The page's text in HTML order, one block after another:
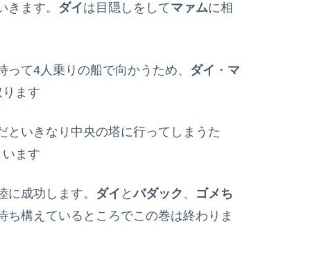
ます。 ダイは目隠しをしてマァムに相
って4人乗りの船で向かうため、 ダイ ・ マ
ます
といきなり中央の塔に行ってしまうた
ます
に成功します。 ダイ とバダック 、 ゴメち
ち構えているところでこの巻は終わりま